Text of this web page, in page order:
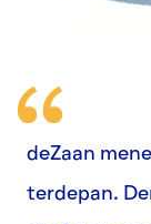
deZaan
terdepan.